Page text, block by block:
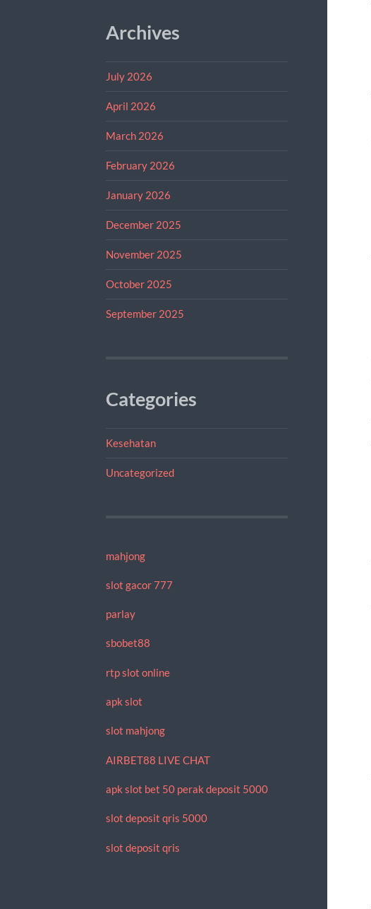
Archives
July 2026
April 2026
March 2026
February 2026
January 2026
December 2025
November 2025
October 2025
September 2025
Categories
Kesehatan
Uncategorized
mahjong
slot gacor 777
parlay
sbobet88
rtp slot online
apk slot
slot mahjong
AIRBET88 LIVE CHAT
apk slot bet 50 perak deposit 5000
slot deposit qris 5000
slot deposit qris